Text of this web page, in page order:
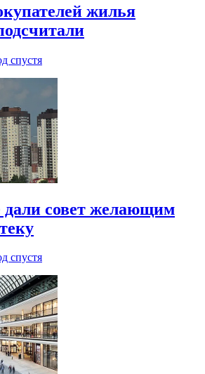
жилья
спустя
дали совет желающим
спустя